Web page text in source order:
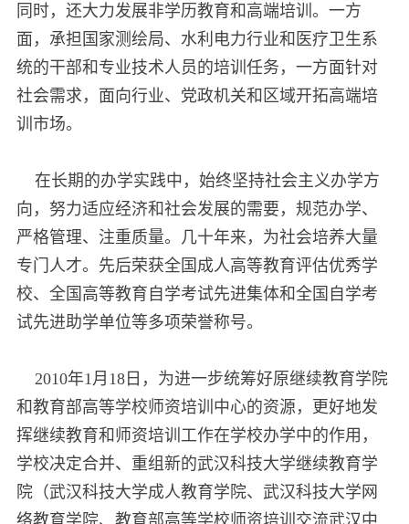
同时，还大力发展非学历教育和高端培训。一方
面，承担国家测绘局、水利电力行业和医疗卫生系
统的干部和专业技术人员的培训任务，一方面针对
社会需求，面向行业、党政机关和区域开拓高端培
训市场。
在长期的办学实践中，始终坚持社会主义办学方
向，努力适应经济和社会发展的需要，规范办学、
严格管理、注重质量。几十年来，为社会培养大量
专门人才。先后荣获全国成人高等教育评估优秀学
校、全国高等教育自学考试先进集体和全国自学考
试先进助学单位等多项荣誉称号。
2010年1月18日，为进一步统筹好原继续教育学院
和教育部高等学校师资培训中心的资源，更好地发
挥继续教育和师资培训工作在学校办学中的作用，
学校决定合并、重组新的武汉科技大学继续教育学
院（武汉科技大学成人教育学院、武汉科技大学网
络教育学院、教育部高等学校师资培训交流武汉中